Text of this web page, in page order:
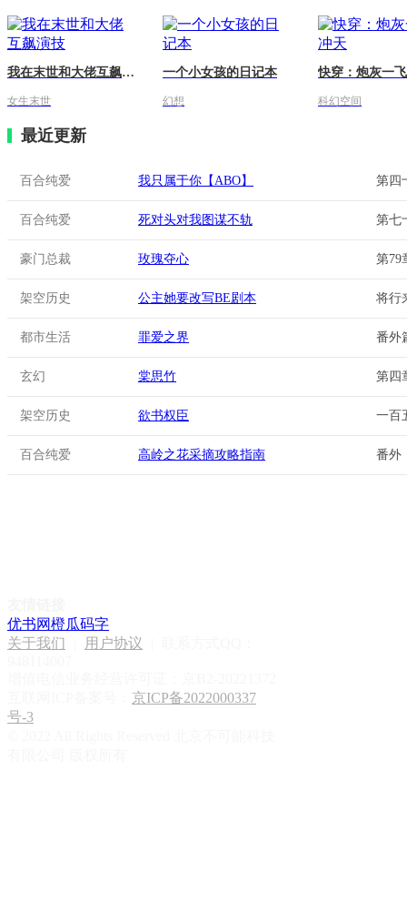
我在末世和大佬互飙演技
女生末世
一个小女孩的日记本
幻想
快穿：炮灰一
科幻空间
最近更新
百合纯爱 我只属于你【ABO】 第四
百合纯爱 死对头对我图谋不轨 第七
豪门总裁 玫瑰夺心 第79
架空历史 公主她要改写BE剧本 将行
都市生活 罪爱之界 番外
玄幻 棠思竹 第四
架空历史 欲书权臣 一百
百合纯爱 高岭之花采摘攻略指南 番外
优书网橙瓜码字
关于我们
用户协议
京ICP备2022000337
号-3